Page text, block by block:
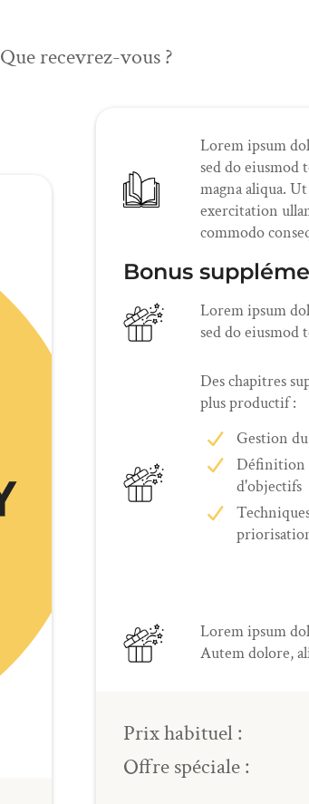
Que recevrez-vous ?
Lorem ipsum
sed do
magna aliqua.
exercitation
commodo
Bonus
Lorem ipsum
sed do
Des chapitres
plus productif :
Gestion
Définition
d'objectifs
Lorem ipsum
Autem dolore,
Prix habituel :
Offre spéciale :